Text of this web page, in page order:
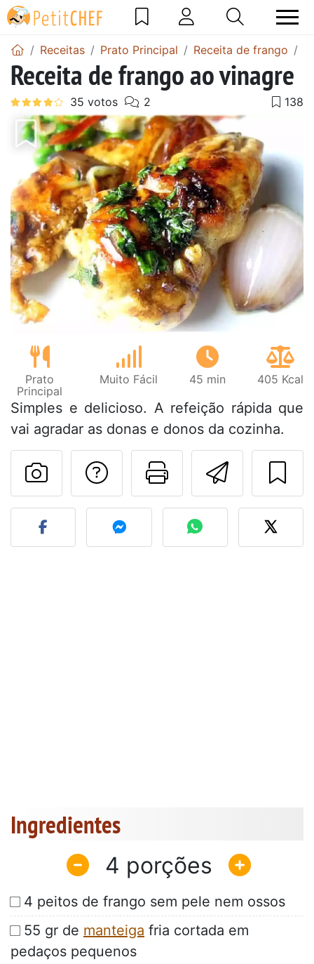
Receitas Prato Principal Receita de frango
Receita de frango ao vinagre
Prato
Principal
Muito Fácil 45 min 405 Kcal
Simples e delicioso. A refeição rápida que
vai agradar as donas e donos da cozinha.
Imprima
Falar com o autor
Fez esta receita?
Ingredientes
4
4 peitos de frango sem pele nem ossos
55 gr de manteiga fria cortada em
pedaços pequenos